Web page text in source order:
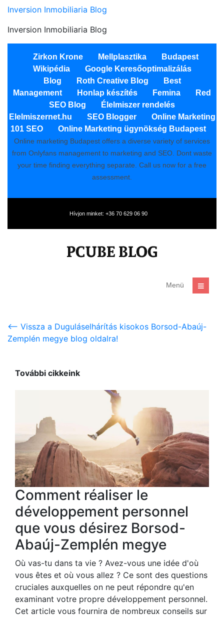
Inversion Inmobiliaria Blog
Inversion Inmobiliaria Blog
<-- Vissza a Duguláselhárítás kisokos Borsod-Abaúj-
Zemplén megye blog oldalra!
További cikkeink
Comment réaliser le
développement personnel
que vous désirez Borsod-
Abaúj-Zemplén megye
Où vas-tu dans ta vie ? Avez-vous une idée d'où
vous êtes et où vous allez ? Ce sont des questions
cruciales auxquelles on ne peut répondre qu'en
examinant votre propre développement personnel.
Cet article vous fournira de nombreux conseils sur